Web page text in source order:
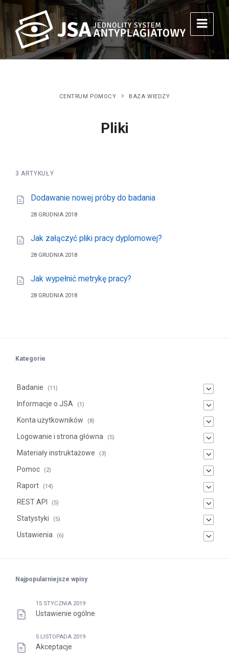
CENTRUM POMOCY BAZA WIEDZY
Pliki
3 ARTYKUŁY
Dodawanie nowej próby do badania
28 GRUDNIA 2018
Jak załączyć pliki pracy dyplomowej?
28 GRUDNIA 2018
Jak wypełnić metrykę pracy?
28 GRUDNIA 2018
Kategorie
Badanie (11)
Informacje o JSA (1)
Konta użytkowników (8)
Logowanie i strona główna (5)
Materiały instruktażowe (3)
Pomoc (2)
Raport (14)
REST API (5)
Statystyki (5)
Ustawienia (6)
Najpopularniejsze wpisy
15 STYCZNIA 2019
Ustawienie ogólne
5 LISTOPADA 2019
Akceptacje